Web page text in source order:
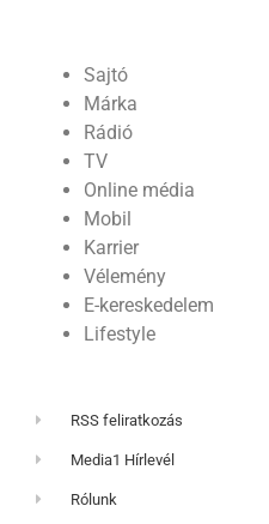
Sajtó
Márka
Rádió
TV
Online média
Mobil
Karrier
Vélemény
E-kereskedelem
Lifestyle
RSS feliratkozás
Media1 Hírlevél
Rólunk